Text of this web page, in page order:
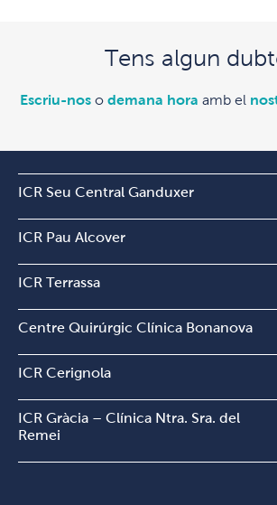
Tens algun
Escriu-noso demana hora amb el
ICR Seu Central Ganduxer
ICR Pau Alcover
ICR Terrassa
Centre Quirúrgic Clínica Bonanova
ICR Cerignola
ICR Gràcia – Clínica Ntra. Sra. del
Remei